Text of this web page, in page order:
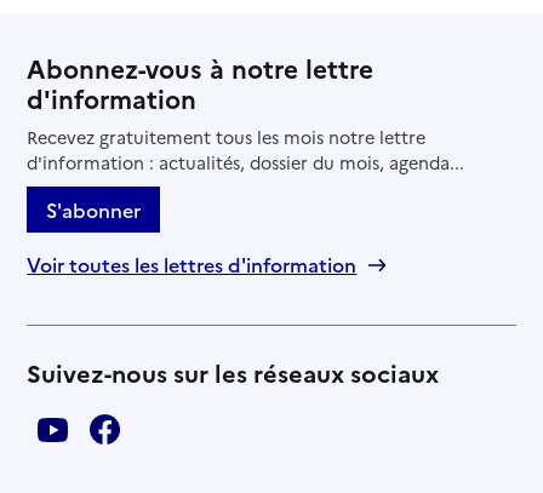
Abonnez-vous à notre lettre
d'information
Recevez gratuitement tous les mois notre lettre
d'information : actualités, dossier du mois, agenda...
S'abonner
Voir toutes les lettres d'information
Suivez-nous sur les réseaux sociaux